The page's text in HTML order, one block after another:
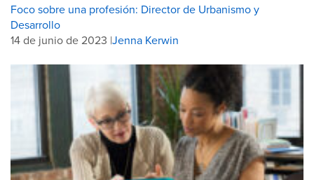
Foco sobre una profesión: Director de Urbanismo y
Desarrollo
14 de junio de 2023 |Jenna Kerwin